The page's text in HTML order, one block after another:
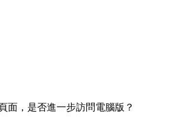
面，是否進一步訪問電腦版？